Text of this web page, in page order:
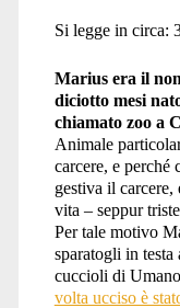
Si legge in circa:
Marius era il
diciotto mesi
chiamato zoo a
Animale
carcere, e perché
gestiva il
vita – seppur
Per tale motivo
sparatogli in
cuccioli di
volta ucciso è